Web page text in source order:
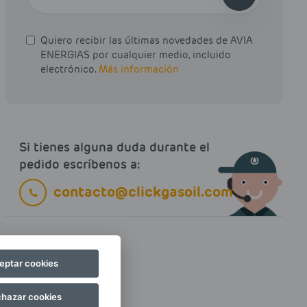
Quiero recibir las últimas novedades de AVIA
ENERGIAS por cualquier medio, incluido
electrónico. Más información
Si tienes alguna duda durante el
pedido escríbenos a:
contacto@clickgasoil.com
cookies
cookies